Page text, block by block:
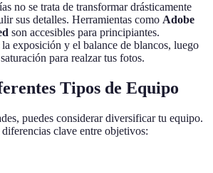
no se trata de transformar drásticamente
sus detalles. Herramientas como Adobe
son accesibles para principiantes.
exposición y el balance de blancos, luego
para realzar tus fotos.
Tipos de Equipo
puedes considerar diversificar tu equipo.
clave entre objetivos: